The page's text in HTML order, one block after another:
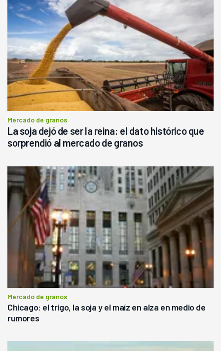
Mercado de granos
La soja dejó de ser la reina: el dato histórico que
sorprendió al mercado de granos
Mercado de granos
Chicago: el trigo, la soja y el maíz en alza en medio de
rumores